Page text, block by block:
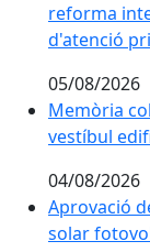
reforma
d'atenció
05/08/2026
Memòria
vestíbul
04/08/2026
Aprovació
solar